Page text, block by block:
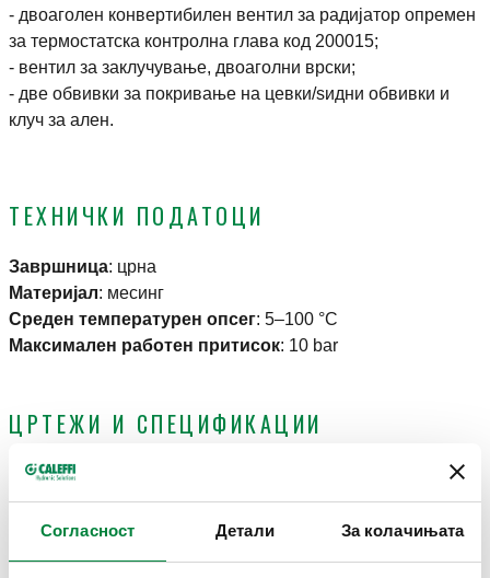
Согласност Детали За колачињата
- двоаголен конвертибилен вентил за радијатор опремен
за термостатска контролна глава код 200015;
- вентил за заклучување, двоаголни врски;
- две обвивки за покривање на цевки/ѕидни обвивки и
клуч за ален.
ТЕХНИЧКИ ПОДАТОЦИ
Завршница: црна
Материјал: месинг
Среден температурен опсег: 5–100 °C
Максимален работен притисок: 10 bar
ЦРТЕЖИ И СПЕЦИФИКАЦИИ
Број на дел